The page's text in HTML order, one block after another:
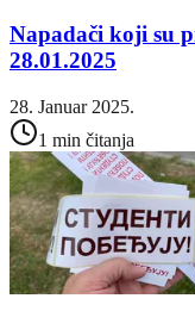
Napadači koji su
28.01.2025
28. Januar 2025.
1 min čitanja